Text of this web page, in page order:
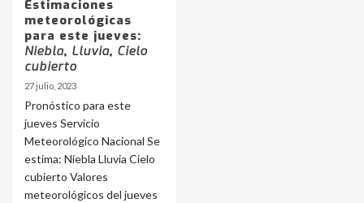
Estimaciones
meteorológicas
para este jueves:
Niebla, Lluvia, Cielo
cubierto
27 julio, 2023
Pronóstico para este
jueves Servicio
Meteorológico Nacional Se
estima: Niebla Lluvia Cielo
cubierto Valores
meteorológicos del jueves
4
joven de Trenque Lauquen
5
entre 857 a 1338 pesos
La Bolsa de Cereales de Bahía
Blanca anticipa que Agosto vendrá
con lluvias y heladas, en gran parte